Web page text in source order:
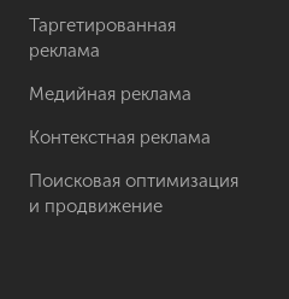
Таргетированная
реклама
Медийная реклама
Контекстная реклама
Поисковая оптимизация
и продвижение